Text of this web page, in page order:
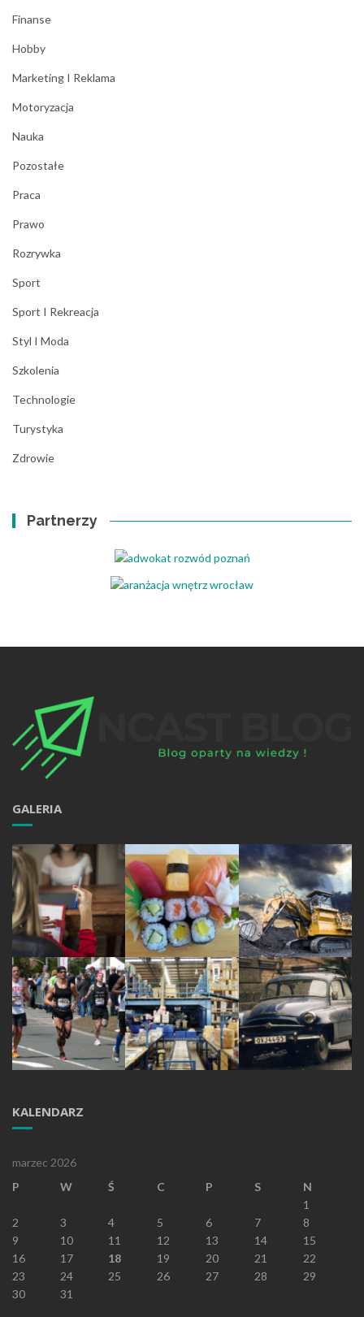
Finanse
Hobby
Marketing I Reklama
Motoryzacja
Nauka
Pozostałe
Praca
Prawo
Rozrywka
Sport
Sport I Rekreacja
Styl I Moda
Szkolenia
Technologie
Turystyka
Zdrowie
Partnerzy
GALERIA
KALENDARZ
marzec 2026
P
W Ś C P S
N
1
2
3 4 5 6 7
8
9
10 11 12 13 14
15
16
17 18 19 20 21
22
23
24 25 26 27 28
29
30
31